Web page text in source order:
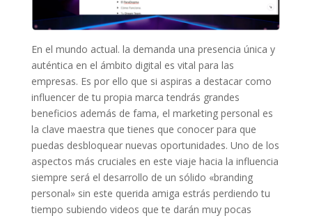
En el mundo actual. la demanda una presencia única y
auténtica en el ámbito digital es vital para las
empresas. Es por ello que si aspiras a destacar como
influencer de tu propia marca tendrás grandes
beneficios además de fama, el marketing personal es
la clave maestra que tienes que conocer para que
puedas desbloquear nuevas oportunidades. Uno de los
aspectos más cruciales en este viaje hacia la influencia
siempre será el desarrollo de un sólido «branding
personal» sin este querida amiga estrás perdiendo tu
tiempo subiendo videos que te darán muy pocas